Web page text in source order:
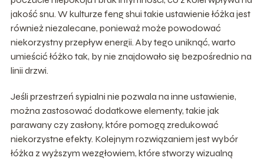
jakość snu. W kulturze feng shui takie ustawienie łóżka jest
również niezalecane, ponieważ może powodować
niekorzystny przepływ energii. Aby tego uniknąć, warto
umieścić łóżko tak, by nie znajdowało się bezpośrednio na
linii drzwi.
Jeśli przestrzeń sypialni nie pozwala na inne ustawienie,
można zastosować dodatkowe elementy, takie jak
parawany czy zasłony, które pomogą zredukować
niekorzystne efekty. Kolejnym rozwiązaniem jest wybór
łóżka z wyższym wezgłowiem, które stworzy wizualną